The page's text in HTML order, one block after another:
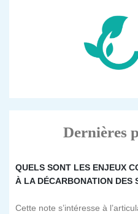
Dernières
QUELS SONT LES ENJEUX
À LA DÉCARBONATION DES
Cette note s’intéresse à